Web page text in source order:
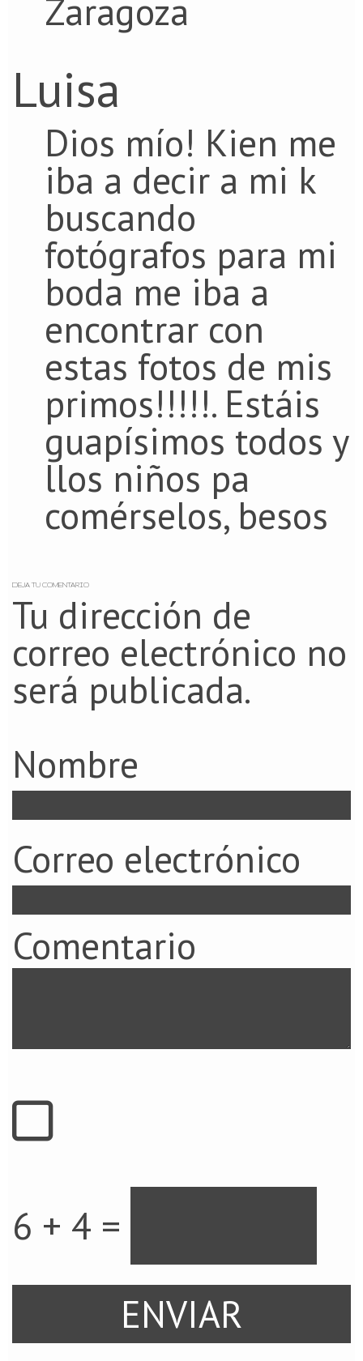
Zaragoza
Luisa
Dios mío! Kien me
iba a decir a mi k
buscando
fotógrafos para mi
boda me iba a
encontrar con
estas fotos de mis
primos!!!!!. Estáis
guapísimos todos y
llos niños pa
comérselos, besos
DEJA TU COMENTARIO
Tu dirección de
correo electrónico no
será publicada.
Nombre
Correo electrónico
Comentario
6 + 4 =